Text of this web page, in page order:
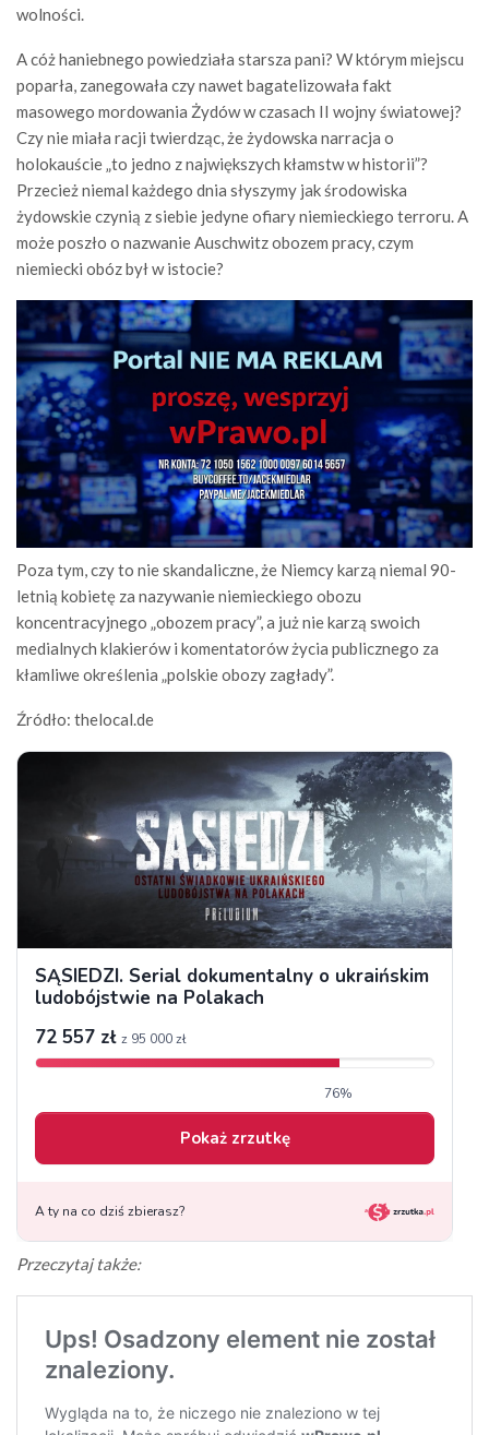
wolności.
A cóż haniebnego powiedziała starsza pani? W którym miejscu
poparła, zanegowała czy nawet bagatelizowała fakt
masowego mordowania Żydów w czasach II wojny światowej?
Czy nie miała racji twierdząc, że żydowska narracja o
holokauście „to jedno z największych kłamstw w historii”?
Przecież niemal każdego dnia słyszymy jak środowiska
żydowskie czynią z siebie jedyne ofiary niemieckiego terroru. A
może poszło o nazwanie Auschwitz obozem pracy, czym
niemiecki obóz był w istocie?
Poza tym, czy to nie skandaliczne, że Niemcy karzą niemal 90-
letnią kobietę za nazywanie niemieckiego obozu
koncentracyjnego „obozem pracy”, a już nie karzą swoich
medialnych klakierów i komentatorów życia publicznego za
kłamliwe określenia „polskie obozy zagłady”.
Źródło: thelocal.de
Przeczytaj także: